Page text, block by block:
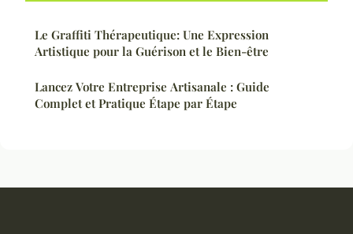
Le Graffiti Thérapeutique: Une Expression
Artistique pour la Guérison et le Bien-être
Lancez Votre Entreprise Artisanale : Guide
Complet et Pratique Étape par Étape